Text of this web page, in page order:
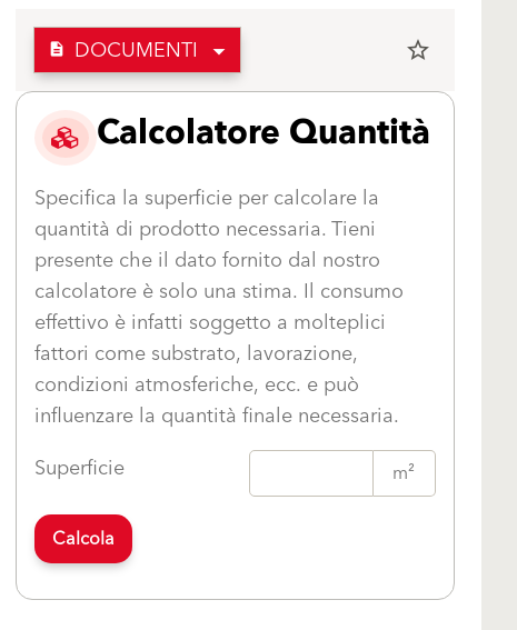
description DOCUMENTI star_border
Calcolatore Quantità
Specifica la superficie per calcolare la
quantità di prodotto necessaria. Tieni
presente che il dato fornito dal nostro
calcolatore è solo una stima. Il consumo
effettivo è infatti soggetto a molteplici
fattori come substrato, lavorazione,
condizioni atmosferiche, ecc. e può
influenzare la quantità finale necessaria.
Superficie
m²
Calcola